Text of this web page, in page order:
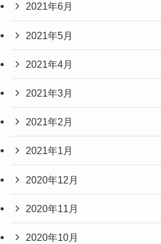
2021年6月
2021年5月
2021年4月
2021年3月
2021年2月
2021年1月
2020年12月
2020年11月
2020年10月